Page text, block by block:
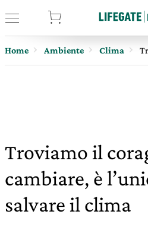
Home Ambiente Clima
Troviamo il
cambiare, è
salvare il clima